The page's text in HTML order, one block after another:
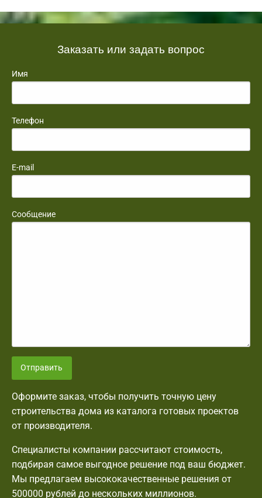
Заказать или задать вопрос
Имя
Телефон
E-mail
Сообщение
Отправить
Оформите заказ, чтобы получить точную цену
строительства дома из каталога готовых проектов
от производителя.
Специалисты компании рассчитают стоимость,
подбирая самое выгодное решение под ваш бюджет.
Мы предлагаем высококачественные решения от
500000 рублей до нескольких миллионов.